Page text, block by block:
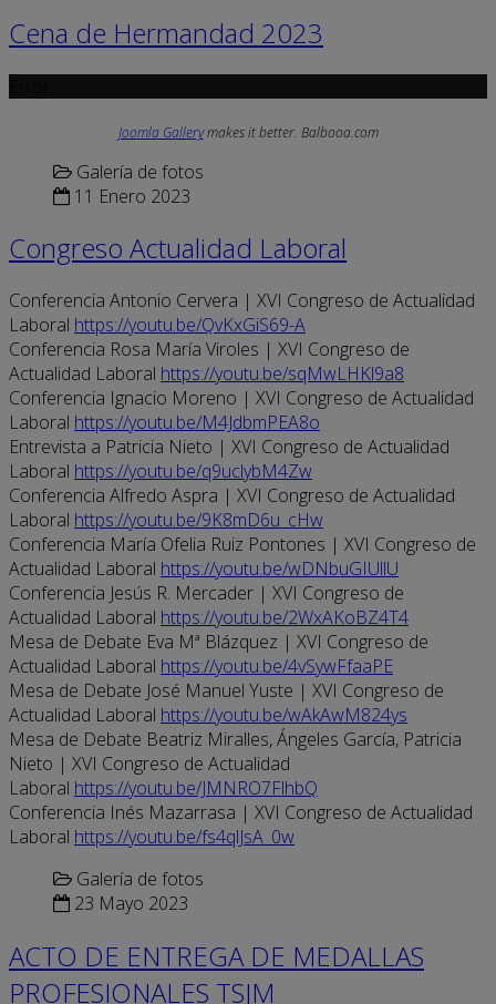
Cena de Hermandad 2023
Joomla Gallerymakes it better. Balbooa.com
Galería de fotos
11 Enero 2023
Congreso Actualidad Laboral
Conferencia Antonio Cervera | XVI Congreso de Actualidad
Laboral https://youtu.be/QvKxGiS69-A
Conferencia Rosa María Viroles | XVI Congreso de
Actualidad Laboral https://youtu.be/sqMwLHKl9a8
Conferencia Ignacio Moreno | XVI Congreso de Actualidad
Laboral https://youtu.be/M4JdbmPEA8o
Entrevista a Patricia Nieto | XVI Congreso de Actualidad
Laboral https://youtu.be/q9uclybM4Zw
Conferencia Alfredo Aspra | XVI Congreso de Actualidad
Laboral https://youtu.be/9K8mD6u_cHw
Conferencia María Ofelia Ruiz Pontones | XVI Congreso de
Actualidad Laboral https://youtu.be/wDNbuGIUllU
Conferencia Jesús R. Mercader | XVI Congreso de
Actualidad Laboral https://youtu.be/2WxAKoBZ4T4
Mesa de Debate Eva Mª Blázquez | XVI Congreso de
Actualidad Laboral https://youtu.be/4vSywFfaaPE
Mesa de Debate José Manuel Yuste | XVI Congreso de
Actualidad Laboral https://youtu.be/wAkAwM824ys
Mesa de Debate Beatriz Miralles, Ángeles García, Patricia
Nieto | XVI Congreso de Actualidad
Laboral https://youtu.be/JMNRO7FlhbQ
Conferencia Inés Mazarrasa | XVI Congreso de Actualidad
Laboral https://youtu.be/fs4qlJsA_0w
Galería de fotos
23 Mayo 2023
ACTO DE ENTREGA DE MEDALLAS
PROFESIONALES TSJM